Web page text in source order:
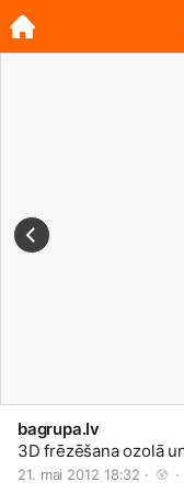
bagrupa.lv
3D frēzēšana ozolā
21. mai 2012 18:32 · ·